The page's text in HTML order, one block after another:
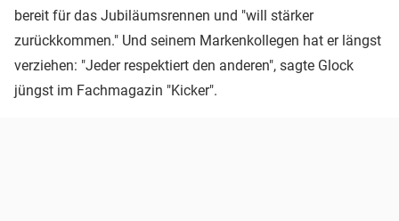
bereit für das Jubiläumsrennen und "will stärker
zurückkommen." Und seinem Markenkollegen hat er längst
verziehen: "Jeder respektiert den anderen", sagte Glock
jüngst im Fachmagazin "Kicker".